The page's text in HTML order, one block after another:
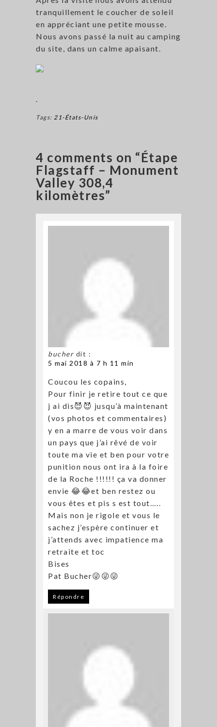
tranquillement le coucher de soleil
en appréciant une petite mousse.
Nous avons passé la nuit au camping
du site, dans un calme apaisant.
.
Tags: 21-États-Unis
4 comments on “Étape
Flagstaff – Monument
Valley 308,4
kilomètres”
bucher dit :
5 mai 2018 à 7 h 11 min
Coucou les copains,
Pour finir je retire tout ce que
j ai dis😈😈 jusqu’à maintenant
(vos photos et commentaires)
y en a marre de vous voir dans
un pays que j’ai rêvé de voir
toute ma vie et ben pour votre
punition nous ont ira à la foire
de la Roche !!!!!! ça va donner
envie 😂😂et ben restez ou
vous êtes et pis s est tout…..
Mais non je rigole et vous le
sachez j’espère continuer et
j’attends avec impatience ma
retraite et toc
Bises
Pat Bucher😜😜😜
Répondre